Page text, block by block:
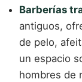
Barberías
antiguos,
de pelo,
un espacio
hombres de